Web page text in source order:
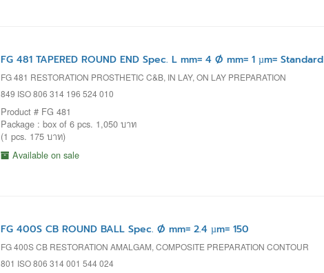
FG 481 TAPERED ROUND END Spec. L mm= 4 Ø mm= 1 µm= Standard
FG 481 RESTORATION PROSTHETIC C&B, IN LAY, ON LAY PREPARATION
849 ISO 806 314 196 524 010
Product # FG 481
Package : box of 6 pcs. 1,050 บาท
(1 pcs. 175 บาท)
Available on sale
FG 400S CB ROUND BALL Spec. Ø mm= 2.4 µm= 150
FG 400S CB RESTORATION AMALGAM, COMPOSITE PREPARATION CONTOUR
801 ISO 806 314 001 544 024